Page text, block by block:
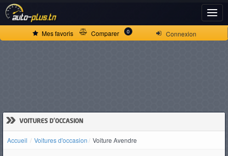
Connexion
Mes favoris Comparer 0
» VOITURES D'OCCASION
Accueil Voitures d'occasion Voiture Avendre
ACCUEIL